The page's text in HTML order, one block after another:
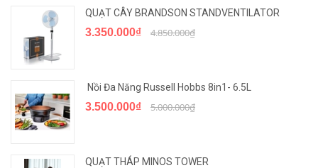
QUẠT CÂY BRANDSON STANDVENTILATOR
3.350.000₫ 4.850.000₫
Nồi Đa Năng Russell Hobbs 8in1- 6.5L
3.500.000₫ 5.000.000₫
QUẠT THÁP MINOS TOWER